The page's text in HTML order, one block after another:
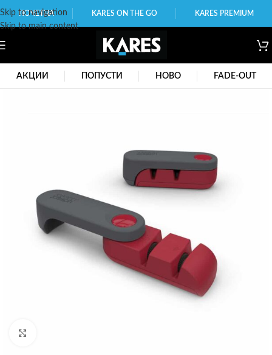
Skip to navigation
Skip to main content
ПОЧЕТНА KARES ON THE GO KARES PREMIUM
АКЦИИ ПОПУСТИ НОВО FADE-OUT